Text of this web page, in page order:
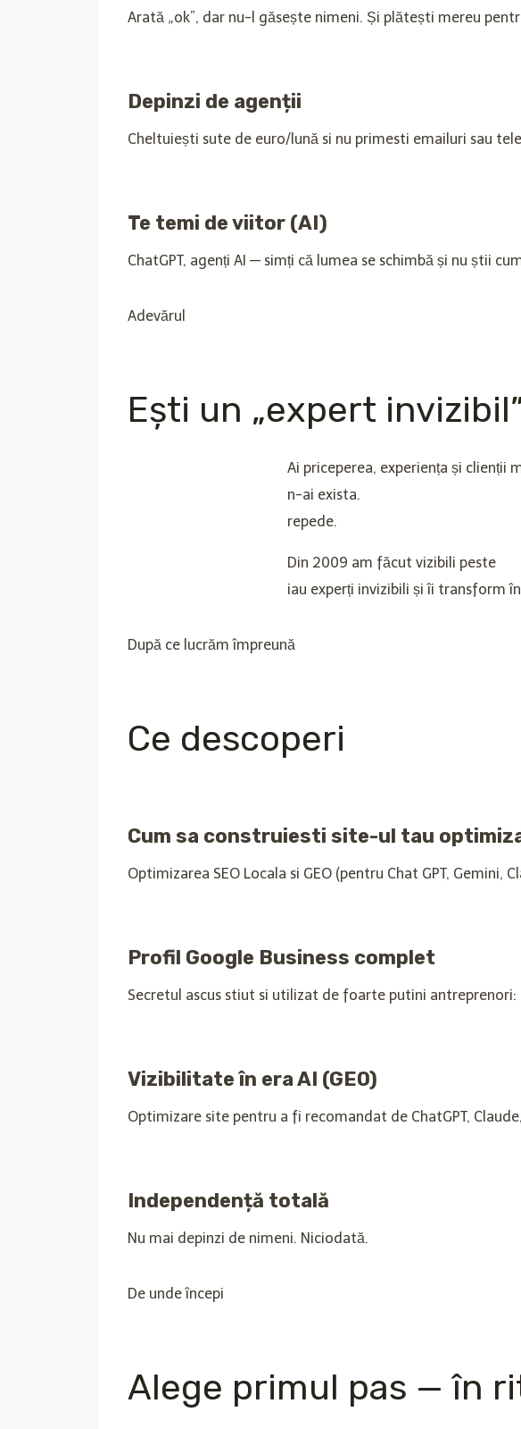
Arată „ok”, dar nu-l găsește nimeni. Și plătești mereu
Depinzi de agenții
Cheltuiești sute de euro/lună si nu primesti emailuri sau
Te temi de viitor (AI)
ChatGPT, agenți AI — simți că lumea se schimbă și nu știi
Adevărul
Ești un „expert
Ai priceperea, experiența și clienții
n-ai exista.
repede.
Din 2009 am făcut vizibili peste
iau experți invizibili și îi transform în
După ce lucrăm împreună
Ce descoperi
Cum sa construiesti site-ul tau
Optimizarea SEO Locala si GEO (pentru Chat GPT,
Profil Google Business complet
Secretul ascus stiut si utilizat de foarte putini antreprenori:
Vizibilitate în era AI (GEO)
Optimizare site pentru a fi recomandat de ChatGPT,
Independență totală
Nu mai depinzi de nimeni. Niciodată.
De unde începi
Alege primul pas — în